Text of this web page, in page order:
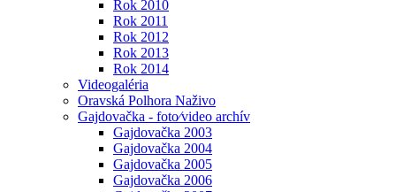
Rok 2010
Rok 2011
Rok 2012
Rok 2013
Rok 2014
Videogaléria
Oravská Polhora Naživo
Gajdovačka - foto⁄video archív
Gajdovačka 2003
Gajdovačka 2004
Gajdovačka 2005
Gajdovačka 2006